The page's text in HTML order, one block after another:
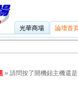
光華商場 論壇首
» 請問按了開機鈕主機還